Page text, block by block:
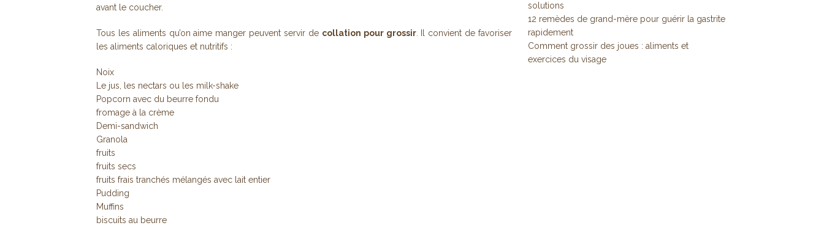
avant le coucher.
Tous les aliments qu’on aime manger peuvent servir de collation pour grossir. Il convient de favoriser
les aliments caloriques et nutritifs :
Noix
Le jus, les nectars ou les milk-shake
Popcorn avec du beurre fondu
fromage à la crème
Demi-sandwich
Granola
fruits
fruits secs
fruits frais tranchés mélangés avec lait entier
Pudding
Muffins
biscuits au beurre
solutions
12 remèdes de grand-mère pour guérir la gastrite
rapidement
Comment grossir des joues : aliments et
exercices du visage